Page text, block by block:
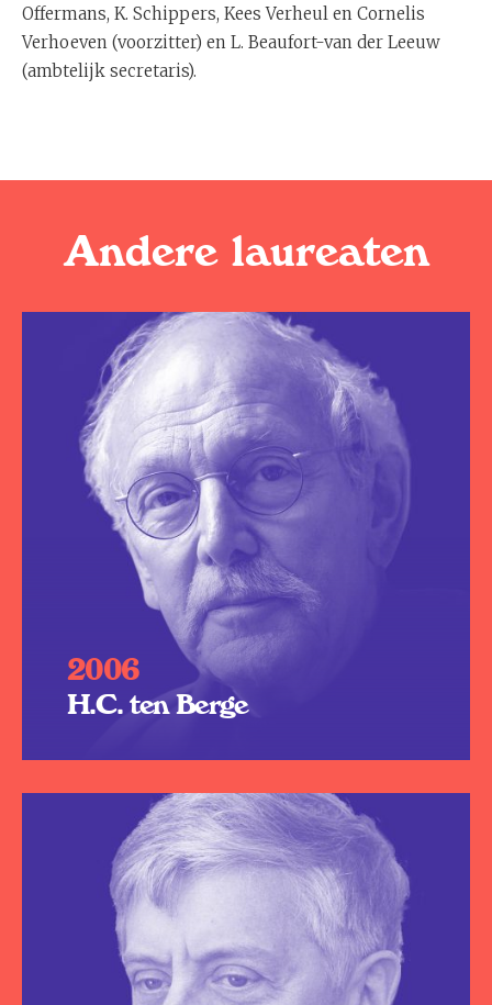
Offermans, K. Schippers, Kees Verheul en Cornelis
Verhoeven (voorzitter) en L. Beaufort-van der Leeuw
(ambtelijk secretaris).
Andere laureaten
2006
H.C. ten Berge